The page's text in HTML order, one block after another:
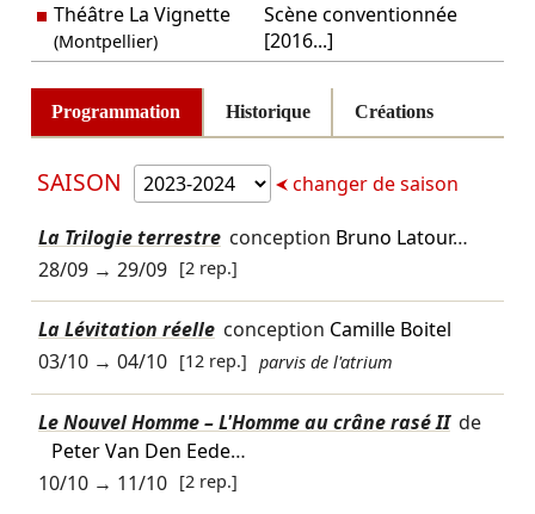
Théâtre La Vignette
(Montpellier)
Scène conventionnée
[2016...]
Programmation Historique Créations
SAISON changer de saison
La Trilogie terrestre conception Bruno Latour…
28/09→ 29/09 [2 rep.]
La Lévitation réelle conception Camille Boitel
03/10→ 04/10 [12 rep.] parvis de l'atrium
Le Nouvel Homme – L'Homme au crâne rasé II de
Peter Van Den Eede…
10/10→ 11/10 [2 rep.]